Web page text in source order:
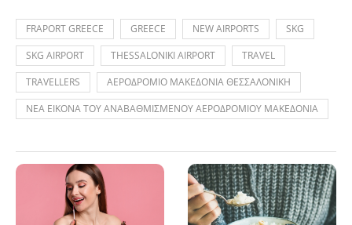
FRAPORT GREECE GREECE NEW AIRPORTS
SKG
SKG AIRPORT
THESSALONIKI AIRPORT
TRAVEL
TRAVELLERS
ΑΕΡΟΔΡΟΜΙΟ ΜΑΚΕΔΟΝΙΑ ΘΕΣΣΑΛΟΝΙΚΗ
ΝΕΑ ΕΙΚΟΝΑ ΤΟΥ ΑΝΑΒΑΘΜΙΣΜΕΝΟΥ ΑΕΡΟΔΡΟΜΙΟΥ ΜΑΚΕΔΟΝΙΑ